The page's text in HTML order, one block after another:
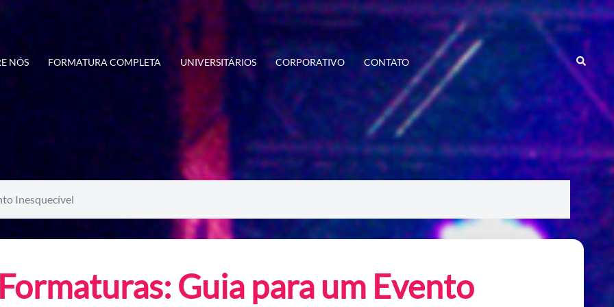
NÓS FORMATURA COMPLETA UNIVERSITÁRIOS CORPORATIVO CONTATO Search
Inesquecível
Guia para um Evento